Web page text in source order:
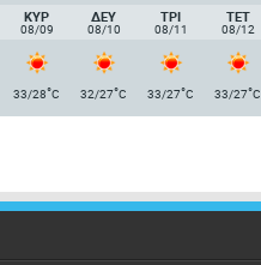
ΚΥΡ
08/09
ΔΕΥ
08/10
ΤΡΙ
08/11
ΤΕΤ
08/12
33/28°C 32/27°C 33/27°C 33/27°C